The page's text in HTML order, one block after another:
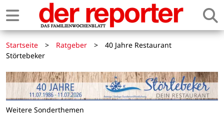
Startseite > Ratgeber >
40 Jahre Restaurant
Störtebeker
Weitere Sonderthemen